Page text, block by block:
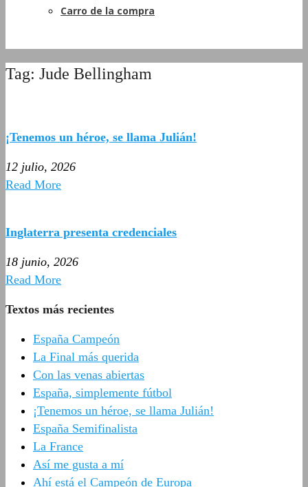
Carro de la compra
Tag: Jude Bellingham
¡Tenemos un héroe, se llama Julián!
12 julio, 2026
Read More
Inglaterra presenta credenciales
18 junio, 2026
Read More
Textos más recientes
España Campeón
La Final más querida
Con las venas abiertas
España, simplemente fútbol
¡Tenemos un héroe, se llama Julián!
España Semifinalista
La France
Así me gusta a mí
Ahí está el Campeón de Europa